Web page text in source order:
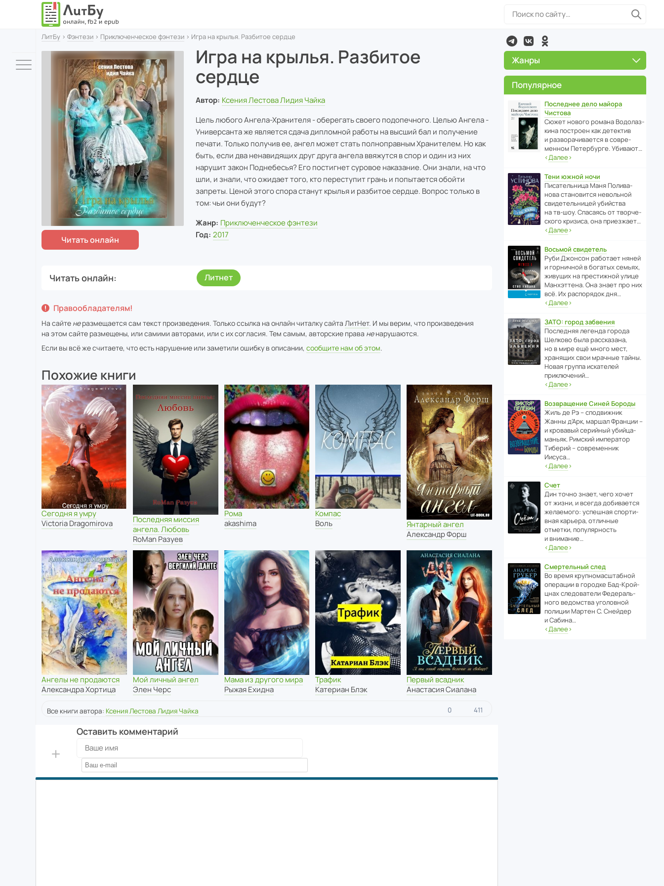
ЛитБу › Фэнтези › Приключенческое фэнтези › Игра на крылья. Разбитое сердце
Игра на крылья. Разбитое
сердце
Автор: Ксения Лестова Лидия Чайка
Цель любого Ангела-Хранителя - оберегать своего подопечного. Целью Ангела -
Универсанта же является сдача дипломной работы на высший бал и получение
печати. Только получив ее, ангел может стать полноправным Хранителем. Но как
быть, если два ненавидящих друг друга ангела ввяжутся в спор и один из них
нарушит закон Поднебесья? Его постигнет суровое наказание. Они знали, на что
шли, и знали, что ожидает того, кто переступит грань и попытается обойти
запреты. Ценой этого спора станут крылья и разбитое сердце. Вопрос только в
том: чьи они будут?
Жанр: Приключенческое фэнтези
Год: 2017
Читать онлайн Литнет
Правообладателям!
На сайте неразмещается сам текст произведения. Только ссылка на онлайн читалку сайта ЛитНет. И мы верим, что произведения
на этом сайте размещены, или самими авторами, или с их согласия. Тем самым, авторские права ненарушаются.
Если вы всё же считаете, что есть нарушение или заметили ошибку в описании, сообщите нам об этом.
Похожие книги
Сегодня я умру
Victoria Dragomirova
Последняя миссия
ангела. Любовь
RoMan Разуев
Рома
akashima
Компас
Воль
Янтарный ангел
Александр Форш
Ангелы не продаются
Александра Хортица
Мой личный ангел
Элен Черс
Мама из другого мира
Рыжая Ехидна
Трафик
Катериан Блэк
Первый всадник
Анастасия Сиалана
Все книги автора: Ксения Лестова Лидия Чайка 0 411
Оставить комментарий
Жанры
Популярное
Последнее дело майора
Чистова
Сюжет нового романа Водо­ла­з­
кина пост­роен как дете­ктив
и разво­ра­чи­ва­ется в совре­
менном Пете­р­бурге. Убивают…
‹Далее›
Тени южной ночи
Писа­тель­ница Маня Поли­ва­
нова стано­вится невольной
свиде­тель­ницей убийства
на тв-шоу. Спасаясь от твор­че­
с­кого кризиса, она приезжает…
‹Далее›
Восьмой свидетель
Руби Джонсон рабо­тает няней
и горни­чной в богатых семьях,
живущих на прес­ти­жной улице
Манх­эт­тена. Она знает про них
всё. Их распо­рядок дня…
‹Далее›
ЗАТО: город забвения
После­дняя легенда города
Шелково была расска­зана,
но в мире ещё много мест,
хранящих свои мрачные тайны.
Новая группа иска­телей
приключений…
‹Далее›
Возвращение Синей Бороды
Жиль де Рэ – спод­ви­жник
Жанны д’Арк, маршал Франции –
и кровавый серийный убийца-
маньяк. Римский импе­ратор
Тиберий – совре­менник
Иисуса…
‹Далее›
Счет
Дин точно знает, чего хочет
от жизни, и всегда доби­ва­ется
жела­е­мого: успе­шная спор­ти­
вная карьера, отли­чные
отметки, попу­ля­р­ность
и внимание…
‹Далее›
Смертельный след
Во время круп­но­мас­ш­та­бной
операции в городке Бад‑Крой­
цнах следо­ва­тели Феде­раль­
ного ведомства уголо­вной
полиции Мартен С. Снейдер
и Сабина…
‹Далее›